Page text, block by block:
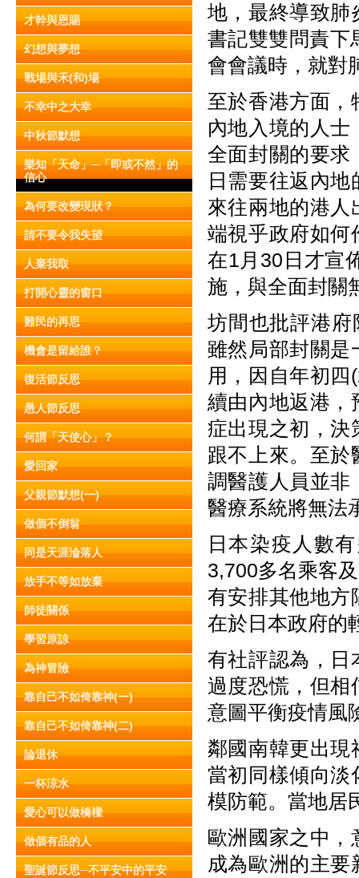
才幹與恩賜
幻想與夢想
戰場與禾(和)場
不幸中之大幸
中秋節默想
樂知「天命」─「即或不然」的
信心
為何要改變現狀？
請不要令我失望
人棄我取
打開心靈的窗口
難民的再思
機會是留給誰？
復活節反思
愚人節反思
何謂「天使心」？
愛回家
父親節默想(一)
做個不倒翁
同是天涯淪落人
放手不等如放棄
師徒關係
學習原諒
為神冒險
靠自己不如倚靠神(一)
靠自己不如倚靠神(二)
論退休
一杯涼水
愛心可以做橋樑
做個有品的人
聖誕節反思─不平安中的平安
地，最終導致肺
書記雙雙問責下
會會議時，就對
至於香港方面，
內地入境的人
全面封關的要求
日需要往返內
來往兩地的港人
端視乎政府如何
在1月30日才宣
施，與全面封關
坊間也批評港
雖然局部封關是
用，因自年初
續由內地返港，
症出現之初，決
跟不上來。至於
調醫護人員並非
醫療系統將無法
日本染疫人數
3,700多名乘客
有安排其他地方
在於日本政府的
有社評認為，日
過度恐慌，但相
意圖平衡疫情風
鄰國南韓更出現
當初同樣傾向淡
模防範。當地居
歐洲國家之中，
成為歐洲的主